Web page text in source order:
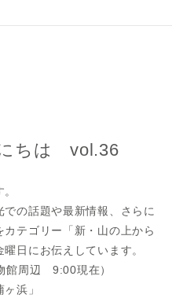
ちは vol.36
の話題や最新情報、さらに
テゴリー「新・山の上から
日にお伝えしています。
周辺 9:00現在）
浜」